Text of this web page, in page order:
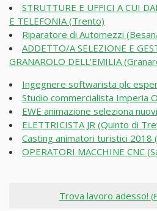
STRUTTURE E UFFICI A CUI
E TELEFONIA (Trento)
Riparatore di Automezzi
ADDETTO/A SELEZIONE E
GRANAROLO DELL'EMILIA
Ingegnere softwarista plc
Studio commercialista Imperia
EWE animazione seleziona
ELETTRICISTA JR (Quinto di
Casting animatori turistici 2018
OPERATORI MACCHINE CNC
Trova lavoro adesso!